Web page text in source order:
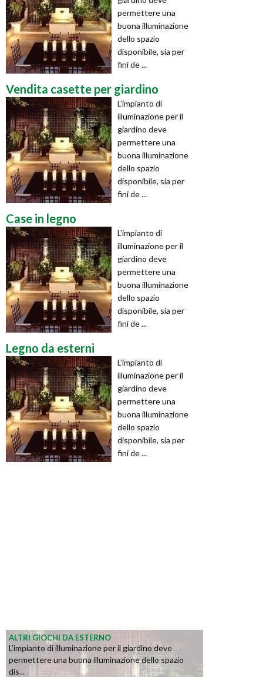
permettere una
buona illuminazione
dello spazio
disponibile, sia per
fini de ...
Vendita casette per giardino
L’impianto di
illuminazione per il
giardino deve
permettere una
buona illuminazione
dello spazio
disponibile, sia per
fini de ...
Case in legno
L’impianto di
illuminazione per il
giardino deve
permettere una
buona illuminazione
dello spazio
disponibile, sia per
fini de ...
Legno da esterni
L’impianto di
illuminazione per il
giardino deve
permettere una
buona illuminazione
dello spazio
disponibile, sia per
fini de ...
ALTRI GIOCHI DA ESTERNO
L’impianto di illuminazione per il giardino deve
permettere una buona illuminazione dello spazio
dis...